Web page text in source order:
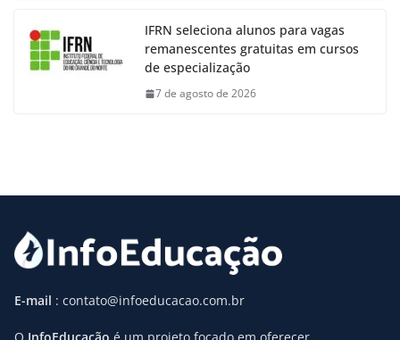
IFRN seleciona alunos para vagas
remanescentes gratuitas em cursos
de especialização
7 de agosto de 2026
E-mail : contato@infoeducacao.com.br